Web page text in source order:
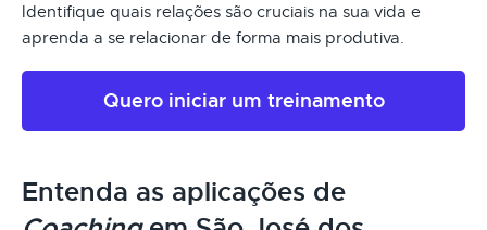
Identifique quais relações são cruciais na sua vida e
aprenda a se relacionar de forma mais produtiva.
Quero iniciar um treinamento
Entenda as aplicações de